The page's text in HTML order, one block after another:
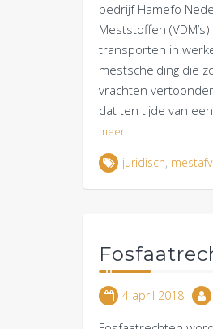
bedrijf Hamefo
Meststoffen
transporten in
mestscheiding die
vrachten
dat ten tijde van
meer
juridisch,
4 april 2018